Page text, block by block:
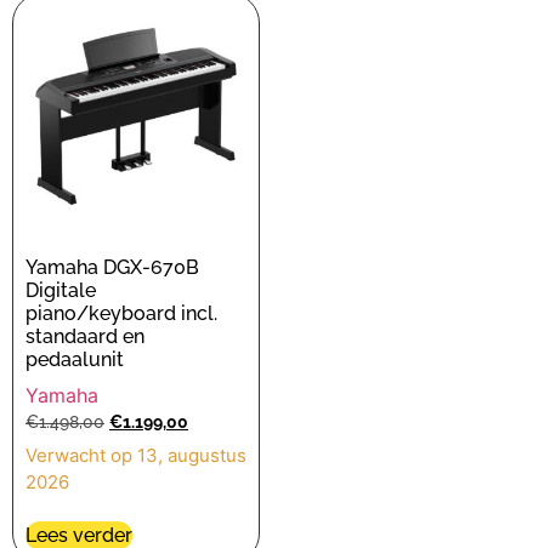
Yamaha DGX-670B
Digitale
piano/keyboard incl.
standaard en
pedaalunit
Yamaha
€1.498,00 €1.199,00
Verwacht op 13, augustus
2026
Lees verder